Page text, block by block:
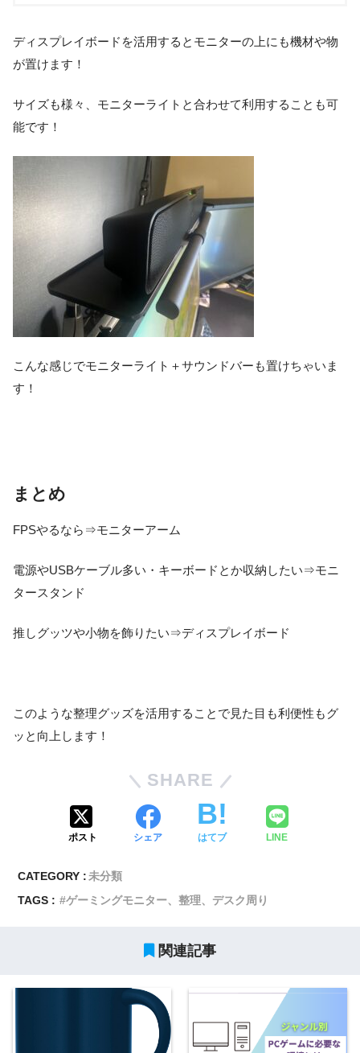
ディスプレイボードを活用するとモニターの上にも機材や物
が置けます！
サイズも様々、モニターライトと合わせて利用することも可
能です！
こんな感じでモニターライト＋サウンドバーも置けちゃいま
す！
まとめ
FPSやるなら⇒モニターアーム
電源やUSBケーブル多い・キーボードとか収納したい⇒モニ
タースタンド
推しグッツや小物を飾りたい⇒ディスプレイボード
このような整理グッズを活用することで見た目も利便性もグ
ッと向上します！
SHARE
ポスト シェア はてブ LINE
CATEGORY : 未分類
TAGS :
ゲーミングモニター、整理、デスク周り
関連記事